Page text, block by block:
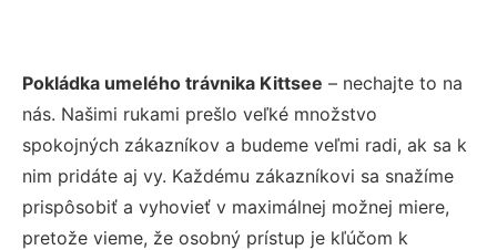
Pokládka umelého trávnika Kittsee – nechajte to na
nás. Našimi rukami prešlo veľké množstvo
spokojných zákazníkov a budeme veľmi radi, ak sa k
nim pridáte aj vy. Každému zákazníkovi sa snažíme
prispôsobiť a vyhovieť v maximálnej možnej miere,
pretože vieme, že osobný prístup je kľúčom k